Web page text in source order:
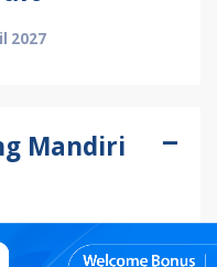
2027
Mandiri